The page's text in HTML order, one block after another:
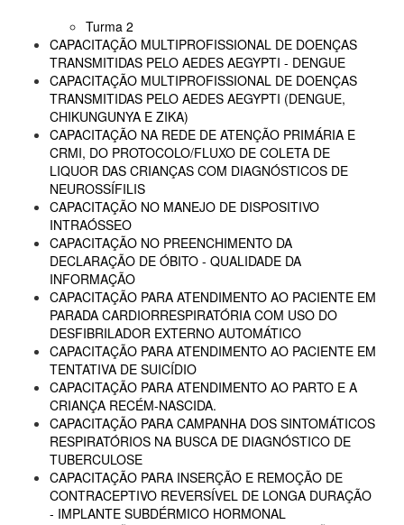
Turma 2
CAPACITAÇÃO MULTIPROFISSIONAL DE DOENÇAS
TRANSMITIDAS PELO AEDES AEGYPTI - DENGUE
CAPACITAÇÃO MULTIPROFISSIONAL DE DOENÇAS
TRANSMITIDAS PELO AEDES AEGYPTI (DENGUE,
CHIKUNGUNYA E ZIKA)
CAPACITAÇÃO NA REDE DE ATENÇÃO PRIMÁRIA E
CRMI, DO PROTOCOLO/FLUXO DE COLETA DE
LIQUOR DAS CRIANÇAS COM DIAGNÓSTICOS DE
NEUROSSÍFILIS
CAPACITAÇÃO NO MANEJO DE DISPOSITIVO
INTRAÓSSEO
CAPACITAÇÃO NO PREENCHIMENTO DA
DECLARAÇÃO DE ÓBITO - QUALIDADE DA
INFORMAÇÃO
CAPACITAÇÃO PARA ATENDIMENTO AO PACIENTE EM
PARADA CARDIORRESPIRATÓRIA COM USO DO
DESFIBRILADOR EXTERNO AUTOMÁTICO
CAPACITAÇÃO PARA ATENDIMENTO AO PACIENTE EM
TENTATIVA DE SUICÍDIO
CAPACITAÇÃO PARA ATENDIMENTO AO PARTO E A
CRIANÇA RECÉM-NASCIDA.
CAPACITAÇÃO PARA CAMPANHA DOS SINTOMÁTICOS
RESPIRATÓRIOS NA BUSCA DE DIAGNÓSTICO DE
TUBERCULOSE
CAPACITAÇÃO PARA INSERÇÃO E REMOÇÃO DE
CONTRACEPTIVO REVERSÍVEL DE LONGA DURAÇÃO
- IMPLANTE SUBDÉRMICO HORMONAL